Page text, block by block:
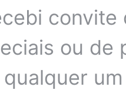
ou de
qualquer